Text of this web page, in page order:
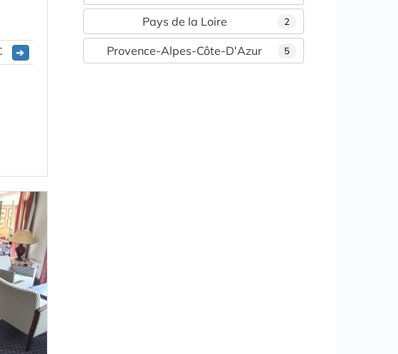
➔
2
Pays de la Loire
5
Provence-Alpes-Côte-D'Azur